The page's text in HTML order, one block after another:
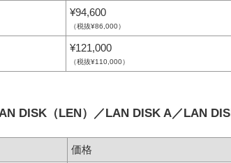
¥94,600
（税抜¥86,000）
¥121,000
（税抜¥110,000）
DISK（LEN）／LAN DISK A／LAN
価格